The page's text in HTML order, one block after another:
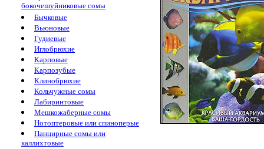
бокочешуйниковые сомы
Бычковые
Вьюновые
Гудиевые
Иглобрюхие
Карповые
Карпозубые
Клинобрюхие
Кольчужные сомы
Лабиринтовые
Мешкожаберные сомы
Нотоптеровые или спиноперые
Панцирные сомы или
каллихтовые